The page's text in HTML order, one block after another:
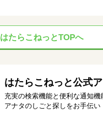
はたらこねっとTOPへ
はたらこねっと公式
充実の検索機能と便利な通知機
アナタのしごと探しをお手伝い